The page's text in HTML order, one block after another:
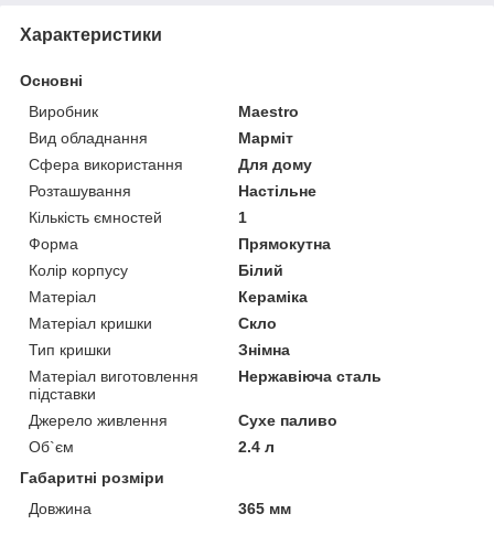
Характеристики
Основні
Виробник
Maestro
Вид обладнання
Марміт
Сфера використання
Для дому
Розташування
Настільне
Кількість ємностей
1
Форма
Прямокутна
Колір корпусу
Білий
Матеріал
Кераміка
Матеріал кришки
Скло
Тип кришки
Знімна
Матеріал виготовлення
підставки
Нержавіюча сталь
Джерело живлення
Сухе паливо
Об`єм
2.4 л
Габаритні розміри
Довжина
365 мм